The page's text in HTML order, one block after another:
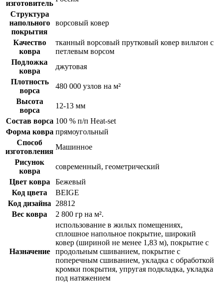
изготовитель
Структура
напольного
покрытия
ворсовый ковер
Качество
ковра
тканный ворсовый прутковый ковер вильтон с
петлевым ворсом
Подложка
ковра
джутовая
Плотность
ворса
480 000 узлов на м²
Высота
ворса
12-13 мм
Состав ворса 100 % п/п Heat-set
Форма ковра прямоугольный
Способ
изготовления
Машинное
Рисунок
ковра
современный, геометрический
Цвет ковра
Бежевый
Код цвета
BEIGE
Код дизайна
28812
Вес ковра
2 800 гр на м².
Назначение
использование в жилых помещениях,
сплошное напольное покрытие, широкий
ковер (шириной не менее 1,83 м), покрытие с
продольным сшиванием, покрытие с
поперечным сшиванием, укладка с обработкой
кромки покрытия, упругая подкладка, укладка
под натяжением